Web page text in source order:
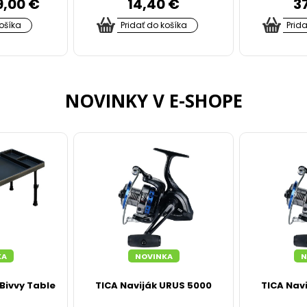
€ 14,40 €
Pridať do košíka
NOVINKY V E-SHOPE
Table
NOVINKA
TICA Naviják URUS 5000 TICA